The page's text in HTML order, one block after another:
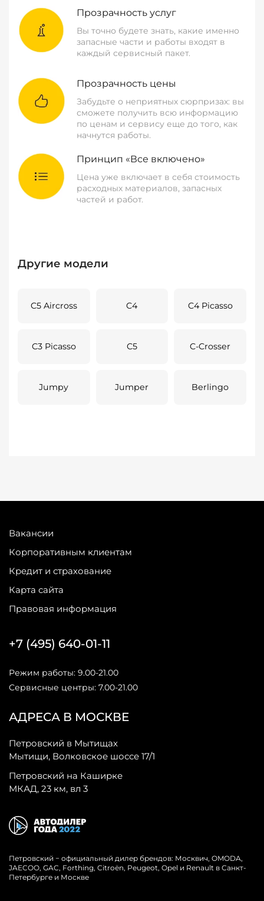
Прозрачность услуг
Вы точно будете знать, какие именно
запасные части и работы входят в
каждый сервисный пакет.
Прозрачность цены
Забудьте о неприятных сюрпризах: вы
сможете получить всю информацию
по ценам и сервису еще до того, как
начнутся работы.
Принцип «Все включено»
Цена уже включает в себя стоимость
расходных материалов, запасных
частей и работ.
Другие модели
C5 Aircross C4 C4 Picasso
C3 Picasso C5 C-Crosser
Jumpy Jumper Berlingo
Вакансии
Корпоративным клиентам
Кредит и страхование
Карта сайта
Правовая информация
АДРЕСА В МОСКВЕ
Петровский в Мытищах
Мытищи, Волковское шоссе 17/1
Петровский на Каширке
МКАД, 23 км, вл 3
+7 (495) 640-01-11
Режим работы: 9.00-21.00
Сервисные центры: 7.00-21.00
Петровский − официальный дилер брендов: Москвич, OMODA,
JAECOO, GAC, Forthing, Citroёn, Peugeot, Opel и Renault в Санкт-
Петербурге и Москве